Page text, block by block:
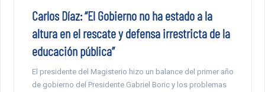
Carlos Díaz: “El Gobierno no ha estado a la
altura en el rescate y defensa irrestricta de la
educación pública”
El presidente del Magisterio hizo un balance del primer año
de gobierno del Presidente Gabriel Boric y los problemas